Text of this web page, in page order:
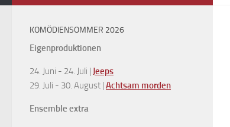
KOMÖDIENSOMMER 2026
Eigenproduktionen
24. Juni - 24. Juli | Jeeps
29. Juli - 30. August | Achtsam morden
Ensemble extra